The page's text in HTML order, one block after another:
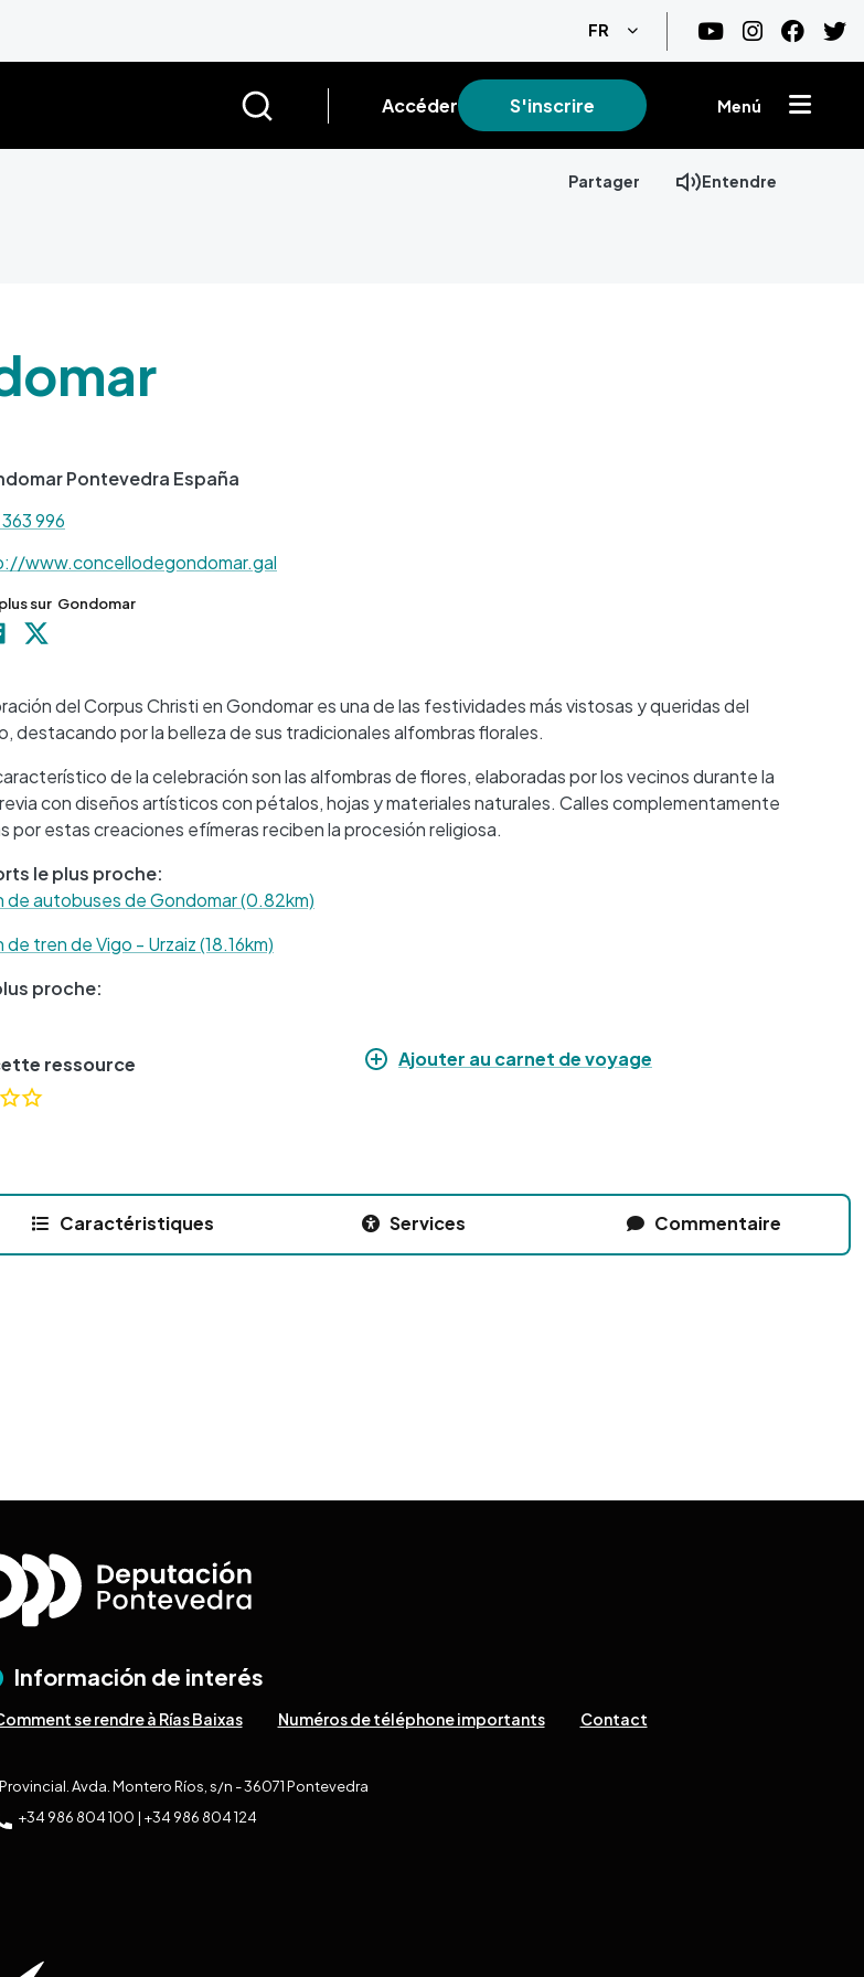
FR Lister les actions
Accéder S'inscrire Menú
Partager Entendre
Pontevedra España
996
www.concellodegondomar.gal
sur Gondomar
del Corpus Christi enGondomares una de las festividades más vistosas y queridas del
destacando por la belleza de sus tradicionales alfombras florales.
de la celebración son las alfombras de flores, elaboradas por los vecinos durante la
con diseños artísticos con pétalos, hojas y materiales naturales. Calles complementamente
por estas creaciones efímeras reciben la procesión religiosa.
le plus proche:
de autobuses de Gondomar (0.82km)
de tren de Vigo - Urzaiz (18.16km)
proche:
ressource Ajouter au carnet de voyage
Caractéristiques Services Commentaire
Información de interés
se rendre à Rías Baixas Numéros de téléphone importants Contact
Avda. Montero Ríos, s/n - 36071 Pontevedra
+34 986 804 100 | +34 986 804 124